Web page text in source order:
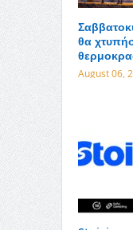
θα
August 06,